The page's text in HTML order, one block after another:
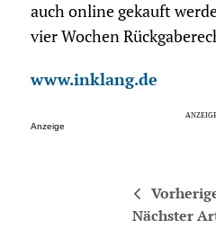
auch online gekauft
vier Wochen
www.inklang.de
Anzeige
Nächster